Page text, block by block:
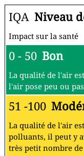
IQA Niveau
Impact sur la santé
0 - 50 Bon
La qualité de l'air
l'air pose peu ou
51 -100
La qualité de l'air
polluants, il peut y
très petit nombre